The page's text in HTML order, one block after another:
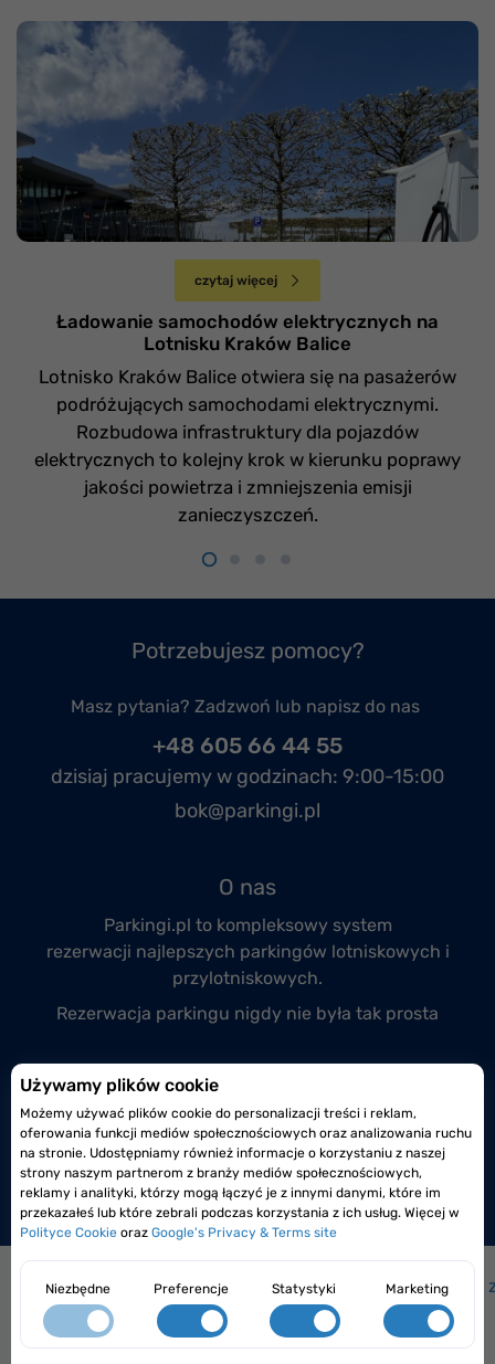
Używamy plików cookie
Możemy używać plików cookie do personalizacji treści i reklam,
oferowania funkcji mediów społecznościowych oraz analizowania ruchu
na stronie. Udostępniamy również informacje o korzystaniu z naszej
strony naszym partnerom z branży mediów społecznościowych,
reklamy i analityki, którzy mogą łączyć je z innymi danymi, które im
przekazałeś lub które zebrali podczas korzystania z ich usług. Więcej w
Polityce Cookie oraz Google's Privacy & Terms site
Niezbędne Preferencje Statystyki Marketing
Zasady parkowania aut elektrycznych na
Lotnisku Kraków Balice
Poniedziałek 14 października
czytaj więcej
Ładowanie samochodów elektrycznych na
Lotnisku Kraków Balice
Lotnisko Kraków Balice otwiera się na pasażerów
podróżujących samochodami elektrycznymi.
Rozbudowa infrastruktury dla pojazdów
elektrycznych to kolejny krok w kierunku poprawy
jakości powietrza i zmniejszenia emisji
zanieczyszczeń.
Potrzebujesz pomocy?
Masz pytania? Zadzwoń lub napisz do nas
+48 605 66 44 55
dzisiaj pracujemy w godzinach: 9:00-15:00
bok@parkingi.pl
O nas
Parkingi.pl to kompleksowy system
rezerwacji najlepszych parkingów lotniskowych i
przylotniskowych.
Rezerwacja parkingu nigdy nie była tak prosta
Przyłącz się do nas
Prowadzisz monitorowany i całodobowy parking
lotniskowy lub przylotniskowy?
Dołącz do nas już dzisiaj!
Jak to działa? | Jak dojechać na lotnisko? | Często